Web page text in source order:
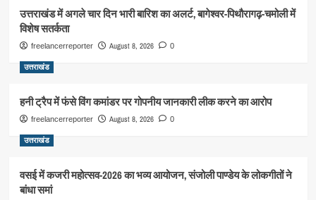
उत्तराखंड में अगले चार दिन भारी बारिश का अलर्ट, बागेश्वर-पिथौरागढ़-चमोली में
विशेष सतर्कता
freelancerreporter August 8, 2026 0
उत्तराखंड
हनी ट्रैप में फंसे विंग कमांडर पर गोपनीय जानकारी लीक करने का आरोप
freelancerreporter August 8, 2026 0
उत्तराखंड
वसई में कजरी महोत्सव-2026 का भव्य आयोजन, संजोली पाण्डेय के लोकगीतों ने
बांधा समां